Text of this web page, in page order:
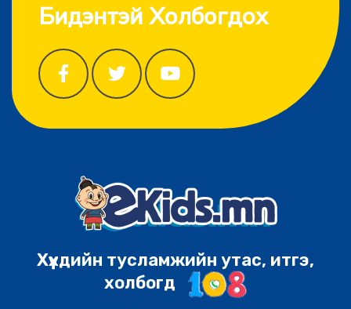
Бидэнтэй Холбогдох
Хүүхдийн тусламжийн утас, итгэ,
холбогд